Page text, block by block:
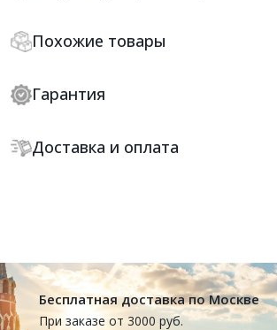
Похожие товары
Гарантия
Доставка и оплата
Бесплатная доставка по Москве
При заказе от 3000 руб.